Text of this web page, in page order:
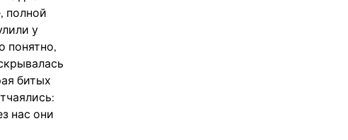
полной
у
понятно,
битых
нас они